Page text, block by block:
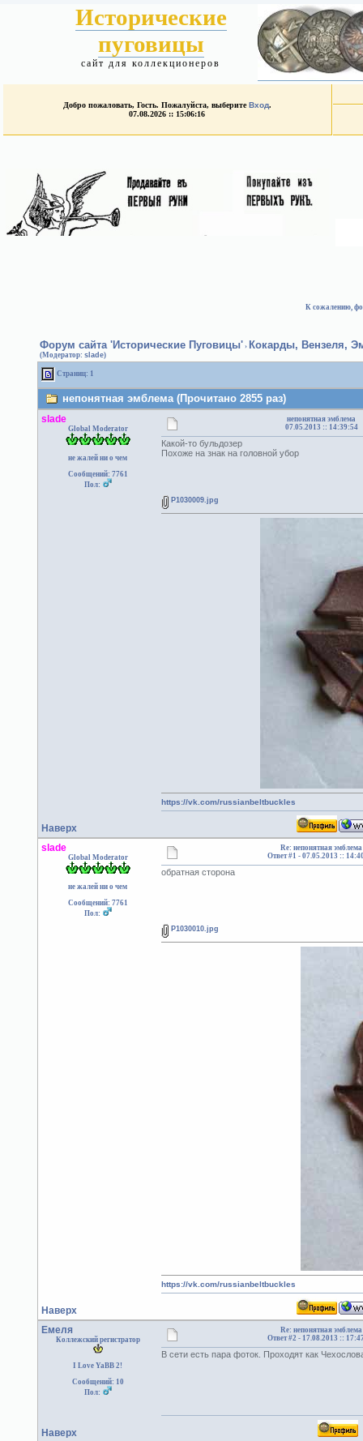
Исторические
пуговицы
сайт для коллекционеров
Добро пожаловать, Гость. Пожалуйста, выберитеВход.
07.08.2026 :: 15:06:16
К сожалению,
Форум сайта 'Исторические Пуговицы' › Кокарды, Вензеля,
(Модератор: slade)
Страниц: 1
непонятная эмблема (Прочитано 2855 раз)
slade
Global Moderator
не жалей ни о чем
Сообщений: 7761
Пол:
непонятная эмблема
07.05.2013 :: 14:39:54
Какой-то бульдозер
Похоже на знак на головной убор
Наверх
P1030009.jpg
https://vk.com/russianbeltbuckles
slade
Global Moderator
не жалей ни о чем
Сообщений: 7761
Пол:
Re: непонятная эмблема
Ответ #1 -07.05.2013 ::
обратная сторона
Наверх
P1030010.jpg
https://vk.com/russianbeltbuckles
Емеля
Коллежский регистратор
I Love YaBB 2!
Сообщений: 10
Пол:
Re: непонятная эмблема
Ответ #2 - 17.08.2013 ::
В сети есть пара фоток. Проходят как
Наверх